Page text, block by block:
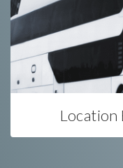
Location